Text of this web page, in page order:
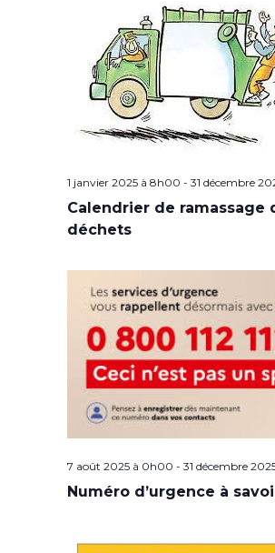
1 janvier 2025 à 8h00 - 31 décembre
Calendrier de ramassage
déchets
7 août 2025 à 0h00 - 31 décembre
Numéro d’urgence à